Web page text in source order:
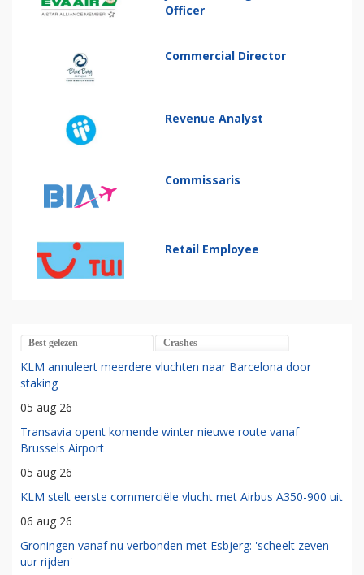
Officer
Commercial Director
Revenue Analyst
Commissaris
Retail Employee
Best gelezen Crashes
KLM annuleert meerdere vluchten naar Barcelona door
staking
05 aug 26
Transavia opent komende winter nieuwe route vanaf
Brussels Airport
05 aug 26
KLM stelt eerste commerciële vlucht met Airbus A350-900 uit
06 aug 26
Groningen vanaf nu verbonden met Esbjerg: 'scheelt zeven
uur rijden'